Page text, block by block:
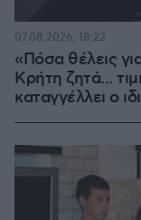
«Πόσα θέλεις
Κρήτη ζητά...
καταγγέλλει ο
07.08.2026, 18:22